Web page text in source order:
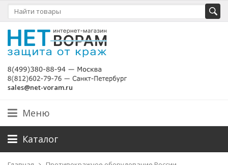
sales@net-voram.ru
Меню
Каталог